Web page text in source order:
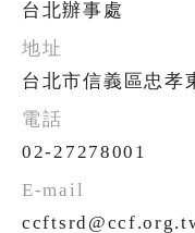
台北辦事處
台北市信義區忠孝
02-27278001